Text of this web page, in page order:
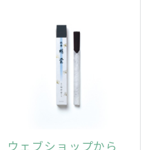
ウェブショップから